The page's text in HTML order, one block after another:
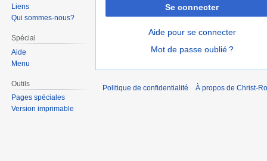
Se connecter
Aide pour se connecter
Mot de passe oublié ?
Liens
Qui sommes-nous?
Spécial
Aide
Menu
Outils
Pages spéciales
Version imprimable
Politique de confidentialité À propos de Christ-